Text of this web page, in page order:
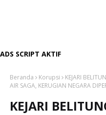
ADS SCRIPT AKTIF
Beranda Korupsi
KEJARI
AIR SAGA, KERUGIAN NEGARA
KEJARI